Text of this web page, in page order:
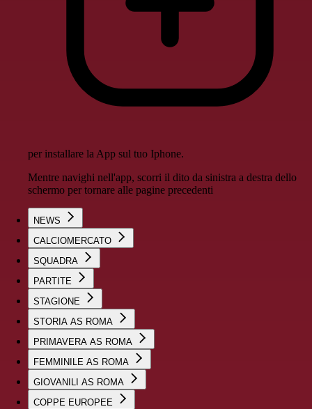
per installare la App sul tuo Iphone.
Mentre navighi nell'app, scorri il dito da sinistra a destra dello
schermo per tornare alle pagine precedenti
NEWS
CALCIOMERCATO
SQUADRA
PARTITE
STAGIONE
STORIA AS ROMA
PRIMAVERA AS ROMA
FEMMINILE AS ROMA
GIOVANILI AS ROMA
COPPE EUROPEE